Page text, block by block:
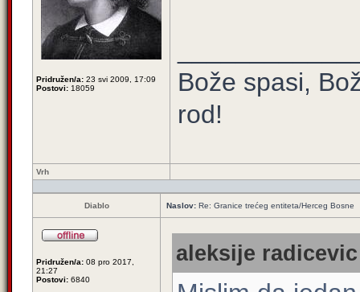
Pridružen/a: 23 svi 2009, 17:09
Postovi: 18059
Bože spasi,
rod!
Vrh
Diablo Naslov: Re: Granice trećeg entiteta/Herceg Bosne
Pridružen/a: 08 pro 2017,
21:27
Postovi: 6840
aleksije